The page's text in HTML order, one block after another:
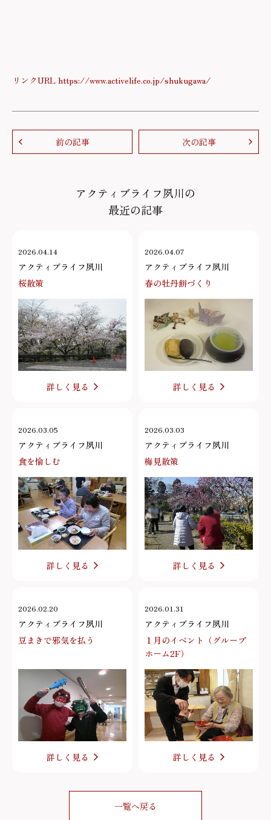
リンクURL https://www.activelife.co.jp/shukugawa/
前の記事 次の記事
アクティブライフ夙川の
最近の記事
2026.04.14
アクティブライフ夙川
桜散策
詳しく見る
2026.04.07
アクティブライフ夙川
春の牡丹餅づくり
詳しく見る
2026.03.05
アクティブライフ夙川
食を愉しむ
詳しく見る
2026.03.03
アクティブライフ夙川
梅見散策
詳しく見る
2026.02.20
アクティブライフ夙川
豆まきで邪気を払う
詳しく見る
2026.01.31
アクティブライフ夙川
１月のイベント（グループ
ホーム2F）
詳しく見る
一覧へ戻る